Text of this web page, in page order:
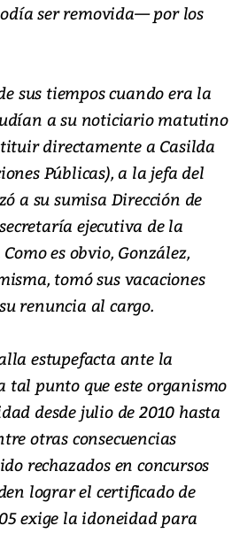
ser removida— por los
sus tiempos cuando era la
a su noticiario matutino
directamente a Casilda
Públicas), a la jefa del
a su sumisa Dirección de
ejecutiva de la
es obvio, González,
tomó sus vacaciones
renuncia al cargo.
estupefacta ante la
punto que este organismo
desde julio de 2010 hasta
otras consecuencias
rechazados en concursos
lograr el certificado de
exige la idoneidad para